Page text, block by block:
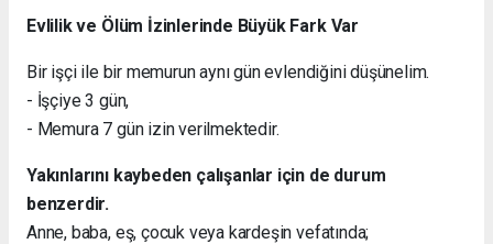
Evlilik ve Ölüm İzinlerinde Büyük Fark Var
Bir işçi ile bir memurun aynı gün evlendiğini düşünelim.
- İşçiye 3 gün,
- Memura 7 gün izin verilmektedir.
Yakınlarını kaybeden çalışanlar için de durum
benzerdir.
Anne, baba, eş, çocuk veya kardeşin vefatında;